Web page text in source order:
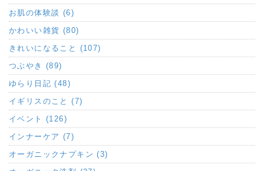
お肌の体験談 (6)
かわいい雑貨 (80)
きれいになること (107)
つぶやき (89)
ゆらり日記 (48)
イギリスのこと (7)
イベント (126)
インナーケア (7)
オーガニックナプキン (3)